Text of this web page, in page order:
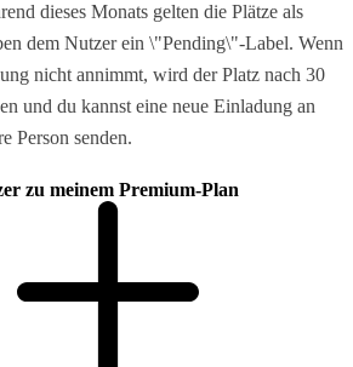
dieses Monats gelten die Plätze als
dem Nutzer ein \"Pending\"-Label. Wenn
nicht annimmt, wird der Platz nach 30
und du kannst eine neue Einladung an
Person senden.
zu meinem Premium-Plan